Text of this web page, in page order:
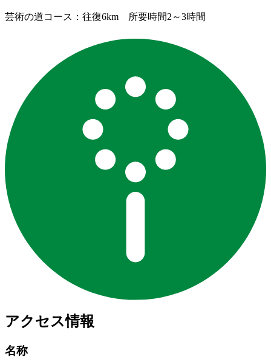
芸術の道コース：往復6km 所要時間2～3時間
アクセス情報
名称